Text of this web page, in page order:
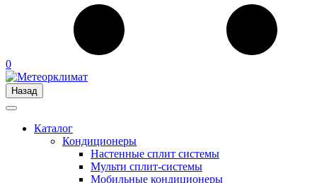
0
Назад
Каталог
Кондиционеры
Настенные сплит системы
Мульти сплит-системы
Мобильные кондиционеры